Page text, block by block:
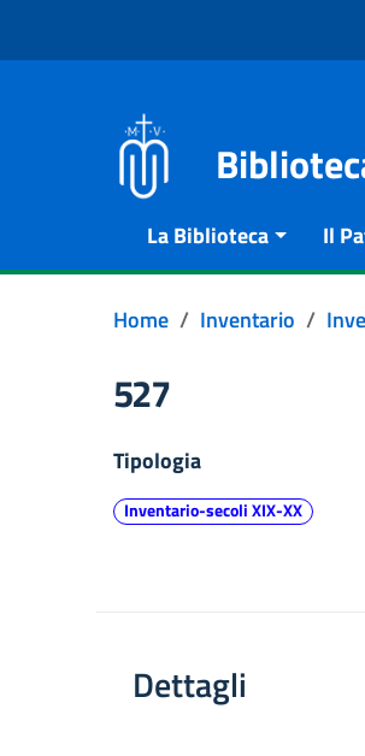
La Biblioteca Il
Home Inventario
527
Tipologia
Inventario-secoli XIX-XX
Dettagli